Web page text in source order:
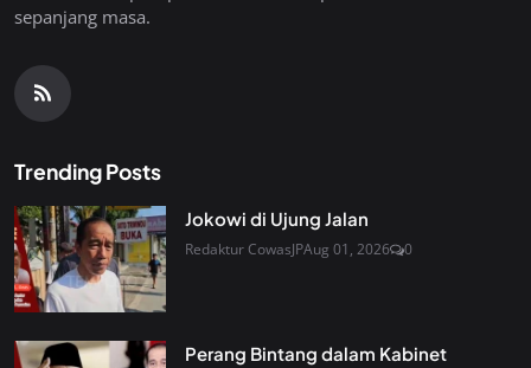
sepanjang masa.
Trending Posts
Jokowi di Ujung Jalan
Redaktur CowasJPAug 01, 2026 0
Perang Bintang dalam Kabinet